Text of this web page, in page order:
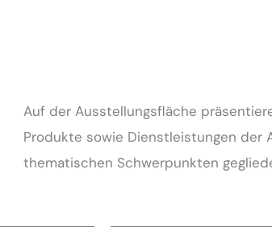
Auf der Ausstellungsfläche
Produkte sowie Dienstleistungen der
thematischen Schwerpunkten